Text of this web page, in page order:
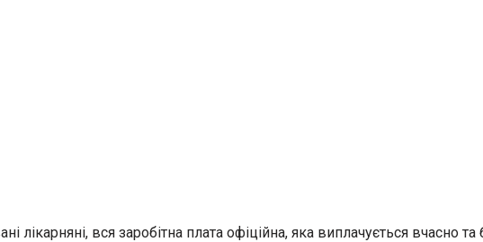
лікарняні, вся заробітна плата офіційна, яка виплачується вчасно